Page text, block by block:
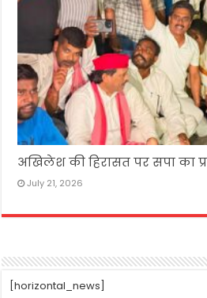
अखिलेश की हिरासत पर सपा का
July 21, 2026
[horizontal_news]